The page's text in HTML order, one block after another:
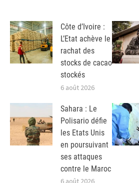
Côte d’Ivoire :
L’Etat achève le
rachat des
stocks de cacao
stockés
6 août 2026
Sahara : Le
Polisario défie
les Etats Unis
en poursuivant
ses attaques
contre le Maroc